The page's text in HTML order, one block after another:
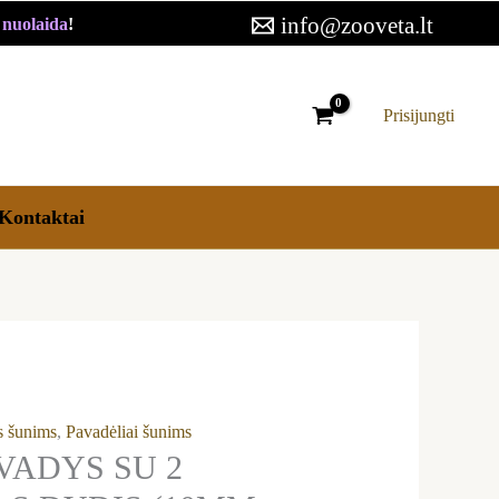
! info@zooveta.lt
Prisijungti
šunims,Pavadėliai šunims
SU 2